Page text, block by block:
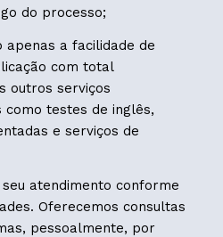
do processo;
apenas a facilidade de
com total
outros serviços
testes de inglês,
e serviços de
atendimento conforme
Oferecemos consultas
pessoalmente, por